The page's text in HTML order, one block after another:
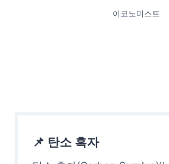
이코노미스트
📌 탄소 흑자